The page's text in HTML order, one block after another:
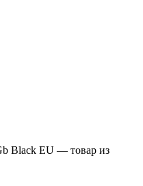
Black EU — товар из